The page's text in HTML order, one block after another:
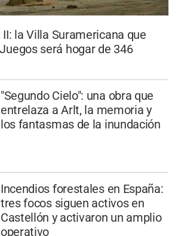
la Villa Suramericana que
será hogar de 346
"Segundo Cielo": una obra que
entrelaza a Arlt, la memoria y
los fantasmas de la inundación
Incendios forestales en España:
tres focos siguen activos en
Castellón y activaron un amplio
operativo